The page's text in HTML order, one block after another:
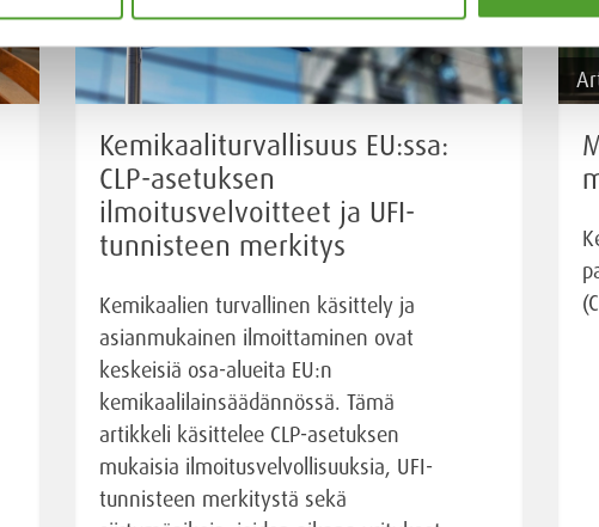
Kemikaaliturvallisuus EU:ssa:
CLP-asetuksen
ilmoitusvelvoitteet ja UFI-
tunnisteen merkitys
Kemikaalien turvallinen käsittely ja
asianmukainen ilmoittaminen ovat
keskeisiä osa-alueita EU:n
kemikaalilainsäädännössä. Tämä
artikkeli käsittelee CLP-asetuksen
mukaisia ilmoitusvelvollisuuksia, UFI-
tunnisteen merkitystä sekä